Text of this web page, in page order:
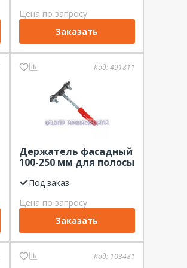
Цена по запросу
Заказать
Код:491811
Держатель фасадный
100-250 мм для полосы
оцинкованный ЦМЗ
Под заказ
Цена по запросу
Заказать
Код: 103481